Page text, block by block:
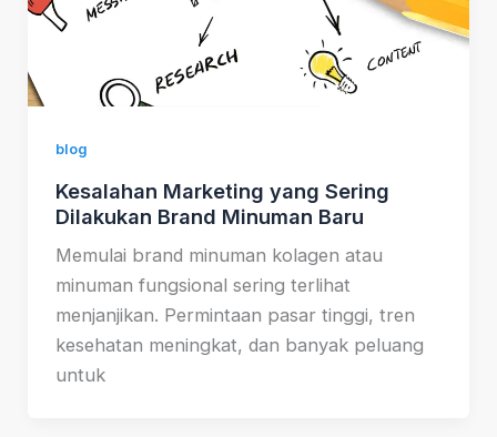
blog
Kesalahan Marketing yang Sering
Dilakukan Brand Minuman Baru
Memulai brand minuman kolagen atau
minuman fungsional sering terlihat
menjanjikan. Permintaan pasar tinggi, tren
kesehatan meningkat, dan banyak peluang
untuk